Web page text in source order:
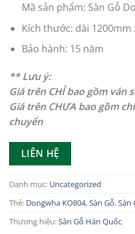
Mã sản phẩm: Sàn Gỗ
Kích thước: dài
Bảo hành: 15 năm
** Lưu ý:
Giá trên CHỈ bao gồm ván
Giá trên CHƯA bao gồm
chuyển
LIÊN HỆ
Danh mục: Uncategorized
Thẻ: Dongwha KO804,Sàn Gỗ,Sàn
Thương hiệu:Sàn Gỗ Hàn Quốc